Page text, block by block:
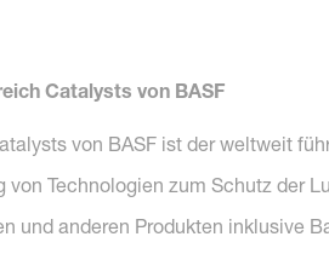
Catalysts von BASF
von BASF ist der weltweit
von Technologien zum Schutz der
und anderen Produkten inklusive